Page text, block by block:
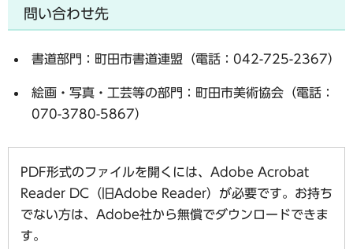
問い合わせ先
書道部門：町田市書道連盟（電話：042-725-2367）
絵画・写真・工芸等の部門：町田市美術協会（電話：
070-3780-5867）
PDF形式のファイルを開くには、Adobe Acrobat
Reader DC（旧Adobe Reader）が必要です。お持ち
でない方は、Adobe社から無償でダウンロードできま
す。